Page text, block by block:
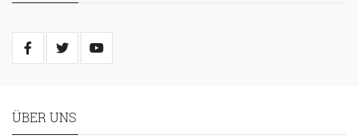
ÜBER UNS